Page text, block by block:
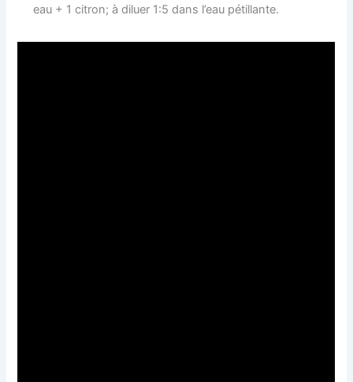
eau + 1 citron; à diluer 1:5 dans l’eau pétillante.